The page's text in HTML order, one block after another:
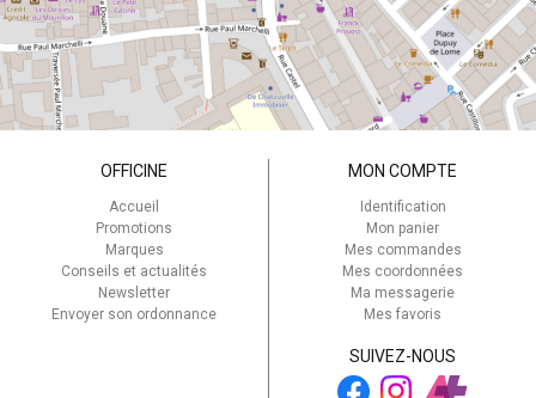
OFFICINE
Accueil
Promotions
Marques
Conseils et actualités
Newsletter
Envoyer son ordonnance
MON COMPTE
Identification
Mon panier
Mes commandes
Mes coordonnées
Ma messagerie
Mes favoris
SUIVEZ-NOUS